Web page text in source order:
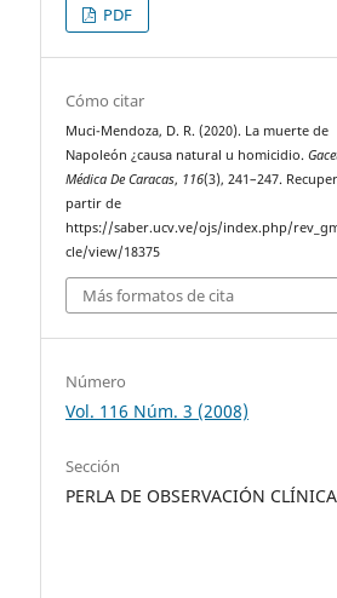
PDF
Cómo citar
Muci-Mendoza, D. R. (2020). La muerte de
Napoleón ¿causa natural u homicidio.
Médica De Caracas, 116(3), 241–247.
partir de
https://saber.ucv.ve/ojs/index.php/
cle/view/18375
Más formatos de cita
Número
Vol. 116 Núm. 3 (2008)
Sección
PERLA DE OBSERVACIÓN CLÍNICA